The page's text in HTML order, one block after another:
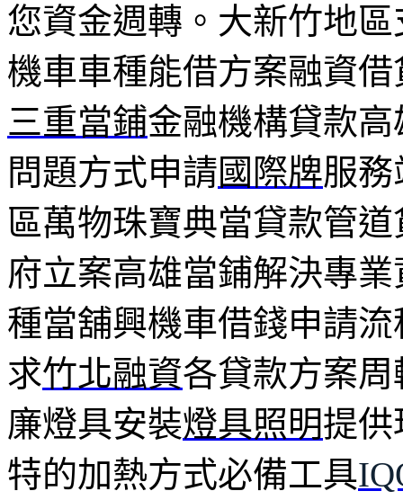
您資金週轉。大新竹地
機車車種能借方案融資
三重當鋪金融機構貸款
問題方式申請國際牌服
區萬物珠寶典當貸款管道
府立案高雄當鋪解決專
種當舖興機車借錢申請
求竹北融資各貸款方案
廉燈具安裝燈具照明提供
特的加熱方式必備工具